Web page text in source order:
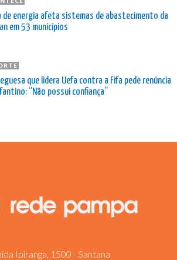
de energia afeta sistemas de abastecimento da
em 53 municípios
que lidera Uefa contra a Fifa pede renúncia
“Não possui confiança”
Ipiranga, 1500 - Santana